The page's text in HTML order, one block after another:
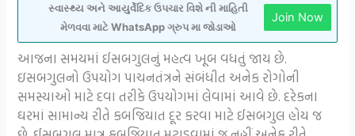
સ્વાસ્થ્ય અને આયુર્વેદિક ઉપચાર વિશે ની માહિતી
મેળવવા માટે WhatsApp ગ્રુપ મા જોડાઓ
Join Now
આજના સમયમાં ઈસબગુલનું મહત્વ ખૂબ વધતું જાય છે.
ઇસબગુલનો ઉપયોગ પાચનતંત્રને સંબંધીત અનેક રોગોની
સમસ્યાઓ માટે દવા તરીકે ઉપયોગમાં લેવામાં આવે છે. દરેકના
ઘરમાં સામાન્ય રીતે કબજિયાત દૂર કરવા માટે ઈસબગુલ હોય જ